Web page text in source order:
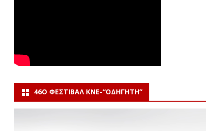
46Ο ΦΕΣΤΙΒΆΛ ΚΝΕ-“ΟΔΗΓΗΤΗ”
Πρόγραμμα